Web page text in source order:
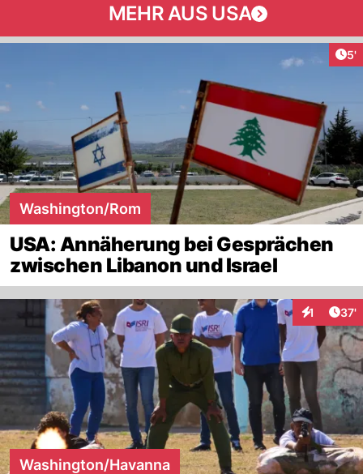
MEHR AUS USA
5'
Washington/Rom
USA: Annäherung bei Gesprächen
zwischen Libanon und Israel
1 37'
Washington/Havanna